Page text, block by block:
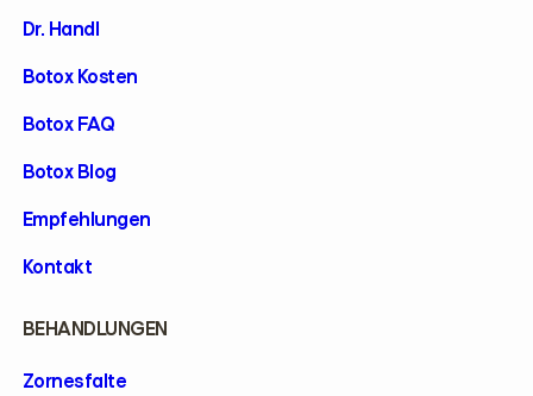
Dr. Handl
Botox Kosten
Botox FAQ
Botox Blog
Empfehlungen
Kontakt
BEHANDLUNGEN
Zornesfalte